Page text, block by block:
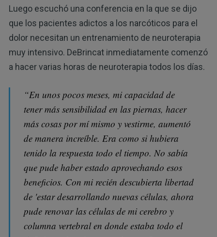
Luego escuchó una conferencia en la que se dijo
que los pacientes adictos a los narcóticos para el
dolor necesitan un entrenamiento de neuroterapia
muy intensivo. DeBrincat inmediatamente comenzó
a hacer varias horas de neuroterapia todos los días.
“En unos pocos meses, mi capacidad de
tener más sensibilidad en las piernas, hacer
más cosas por mí mismo y vestirme, aumentó
de manera increíble. Era como si hubiera
tenido la respuesta todo el tiempo. No sabía
que pude haber estado aprovechando esos
beneficios. Con mi recién descubierta libertad
de 'estar desarrollando nuevas células, ahora
pude renovar las células de mi cerebro y
columna vertebral en donde estaba todo el